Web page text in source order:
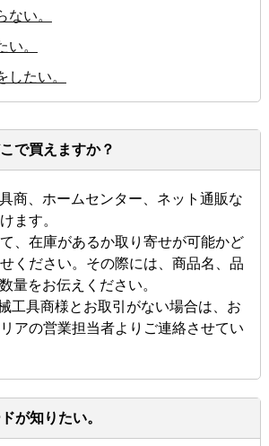
ない。
い。
したい。
で買えますか？
商、ホームセンター、ネット通販な
ます。
、在庫があるか取り寄せが可能かど
ください。その際には、商品名、品
量をお伝えください。
工具商様とお取引がない場合は、お
アの営業担当者よりご連絡させてい
が知りたい。